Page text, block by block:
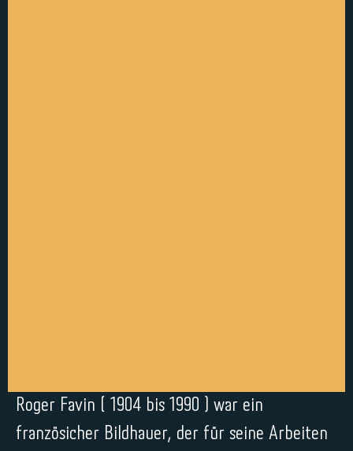
Roger Favin ( 1904 bis 1990 ) war ein
französicher Bildhauer, der für seine Arbeiten